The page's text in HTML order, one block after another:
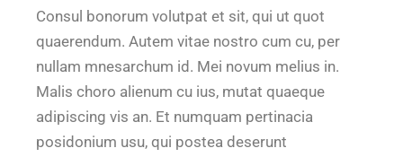
Consul bonorum volutpat et sit, qui ut quot
quaerendum. Autem vitae nostro cum cu, per
nullam mnesarchum id. Mei novum melius in.
Malis choro alienum cu ius, mutat quaeque
adipiscing vis an. Et numquam pertinacia
posidonium usu, qui postea deserunt